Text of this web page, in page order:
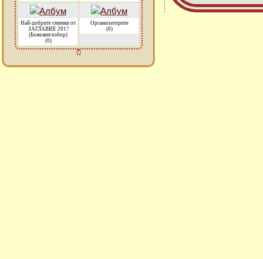
Най-добрите снимки от
ЗАГЛАВИЕ 201?
(Божовия избор)
(0)
Организаторите
(0)